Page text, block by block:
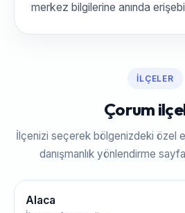
merkez bilgilerine anında
İLÇELER
Çorum
İlçenizi seçerek bölgenizdeki özel
danışmanlık yönlendirme
Alaca